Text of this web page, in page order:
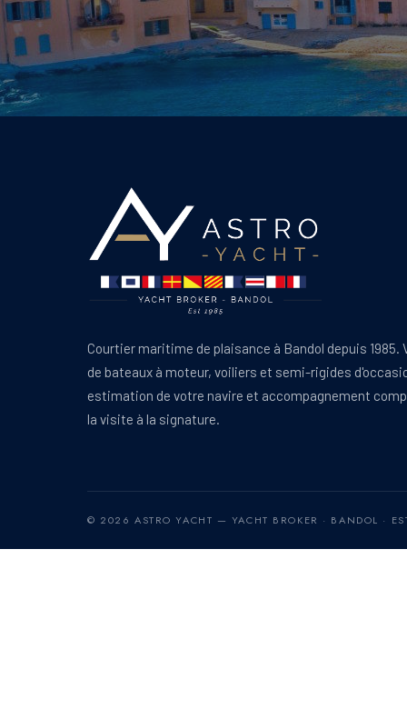
Courtier maritime de plaisance à Bandol depuis 1985.
de bateaux à moteur, voiliers et semi-rigides
estimation de votre navire et accompagnement
la visite à la signature.
© 2026 ASTRO YACHT — YACHT BROKER · BANDOL ·